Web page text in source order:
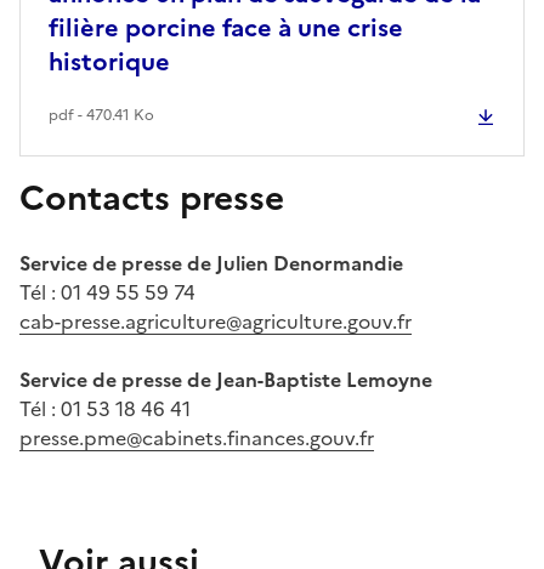
filière porcine face à une crise
historique
pdf - 470.41 Ko
Contacts presse
Service de presse de Julien Denormandie
Tél : 01 49 55 59 74
cab-presse.agriculture@agriculture.gouv.fr
Service de presse de Jean-Baptiste Lemoyne
Tél : 01 53 18 46 41
presse.pme@cabinets.finances.gouv.fr